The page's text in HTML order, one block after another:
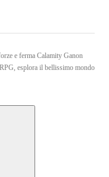
e ferma Calamity Ganon
esplora il bellissimo mondo